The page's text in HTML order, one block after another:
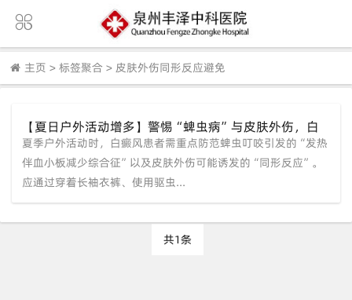
主页 > 标签聚合 > 皮肤外伤同形反应避免
【夏日户外活动增多】警惕“蜱虫病”与皮肤外伤，白
癜风患者夏季出行须知——福建泉州中科白癜风医院
夏季户外活动时，白癜风患者需重点防范蜱虫叮咬引发的“发热
伴血小板减少综合征”以及皮肤外伤可能诱发的“同形反应”。
应通过穿着长袖衣裤、使用驱虫...
共1条